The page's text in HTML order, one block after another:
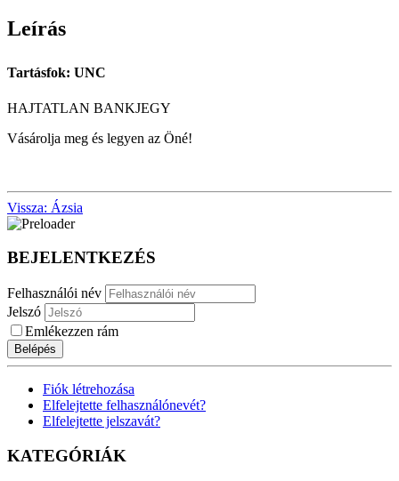
Leírás
Tartásfok: UNC
HAJTATLAN BANKJEGY
Vásárolja meg és legyen az Öné!
Vissza: Ázsia
BEJELENTKEZÉS
Felhasználói név
Jelszó
Emlékezzen rám
Belépés
Fiók létrehozása
Elfelejtette felhasználónevét?
Elfelejtette jelszavát?
KATEGÓRIÁK